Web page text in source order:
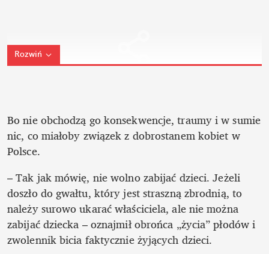
Rozwiń
Bo nie obchodzą go konsekwencje, traumy i w sumie
nic, co miałoby związek z dobrostanem kobiet w
Polsce.
– Tak jak mówię, nie wolno zabijać dzieci. Jeżeli
doszło do gwałtu, który jest straszną zbrodnią, to
należy surowo ukarać właściciela, ale nie można
zabijać dziecka – oznajmił obrońca „życia” płodów i
zwolennik bicia faktycznie żyjących dzieci.